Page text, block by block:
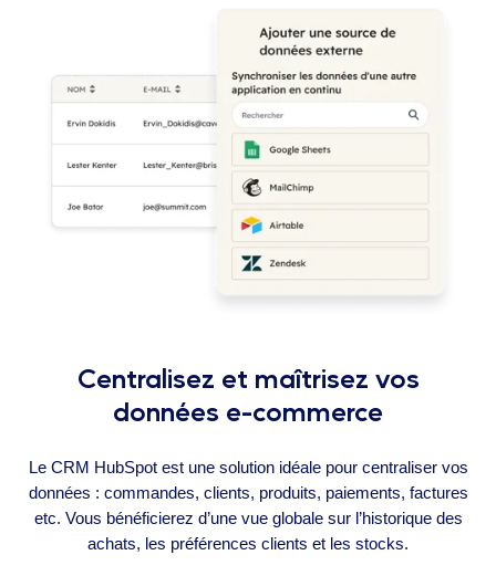
Centralisez et maîtrisez vos
données e-commerce
Le CRM HubSpot est une solution idéale pour centraliser vos
données : commandes, clients, produits, paiements, factures
etc. Vous bénéficierez d’une vue globale sur l’historique des
achats, les préférences clients et les stocks.